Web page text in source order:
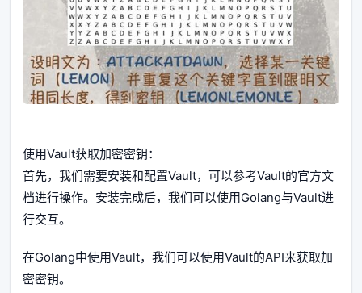
使用Vault获取加密密钥：
首先，我们需要安装和配置Vault，可以参考Vault的官方文
档进行操作。安装完成后，我们可以使用Golang与Vault进
行交互。
在Golang中使用Vault，我们可以使用Vault的API来获取加
密密钥。